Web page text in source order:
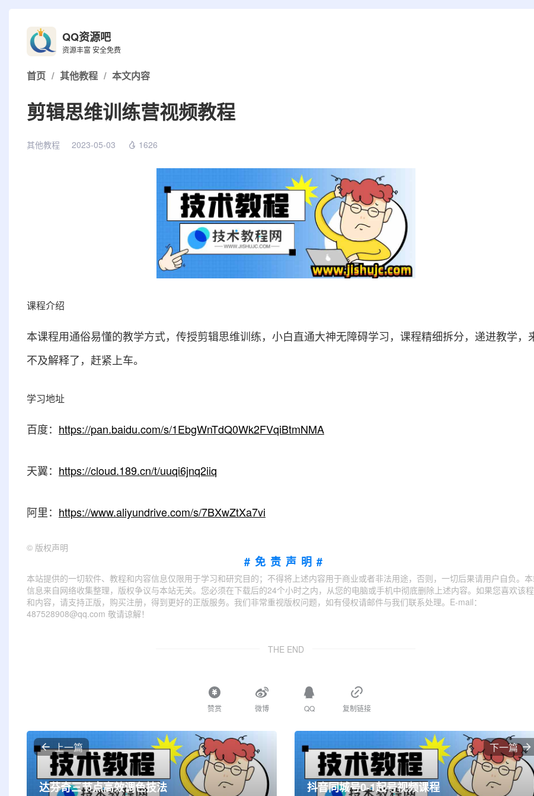
QQ资源吧
资源丰富 安全免费
首页 / 其他教程 / 本文内容
剪辑思维训练营视频教程
其他教程 2023-05-03 1626
课程介绍
本课程用通俗易懂的教学方式，传授剪辑思维训练，小白直通大神无障碍学习，课程精细拆分，递进教学，
不及解释了，赶紧上车。
学习地址
百度： https://pan.baidu.com/s/1EbgWnTdQ0Wk2FVqiBtmNMA
天翼： https://cloud.189.cn/t/uuqi6jnq2iiq
阿里： https://www.aliyundrive.com/s/7BXwZtXa7vi
© 版权声明
#免责声明#
本站提供的一切软件、教程和内容信息仅限用于学习和研究目的；不得将上述内容用于商业或者非法用途，否则，一切后果请用户自负。
信息来自网络收集整理，版权争议与本站无关。您必须在下载后的24个小时之内，从您的电脑或手机中彻底删除上述内容。如果您喜欢该
和内容，请支持正版，购买注册，得到更好的正版服务。我们非常重视版权问题，如有侵权请邮件与我们联系处理。E-mail：
487528908@qq.com 敬请谅解！
THE END
赞赏 微博 QQ 复制链接
上一篇
达芬奇三节点高效调色技法
下一篇
抖音同城号0-1起号视频课程